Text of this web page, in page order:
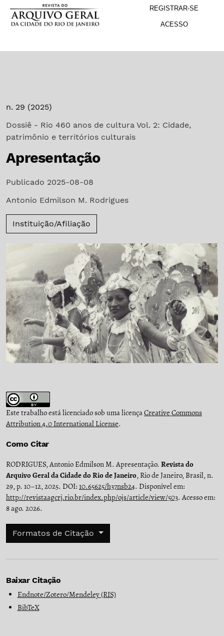
Ir para o menu de navegação principal
Ir para o conteúdo principal
Ir para o rodapé REGISTRAR-SE
ACESSO
n. 29 (2025)
Dossiê - Rio 460 anos de cultura Vol. 2: Cidade,
patrimônio e territórios culturais
Apresentação
Publicado 2025-08-08
Antonio Edmilson M. Rodrigues
Instituição/Afiliação
Este trabalho está licenciado sob uma licençaCreative Commons
Attribution 4.0 International License.
Como Citar
RODRIGUES, Antonio Edmilson M. Apresentação. Revista do
Arquivo Geral da Cidade do Rio de Janeiro, Rio de Janeiro, Brasil, n.
29, p. 10–12, 2025. DOI: 10.65625/h37nsb24. Disponível em:
http://revistaagcrj.rio.br/index.php/ojs/article/view/503. Acesso em:
8 ago. 2026.
Formatos de Citação
Baixar Citação
Endnote/Zotero/Mendeley (RIS)
BibTeX